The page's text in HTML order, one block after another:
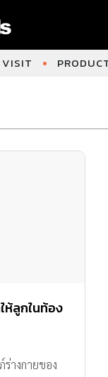
VISIT
ลูกในท้อง
างกายของ